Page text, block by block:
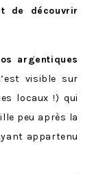
de découvrir
argentiques
visible sur
locaux !) qui
peu après la
appartenu